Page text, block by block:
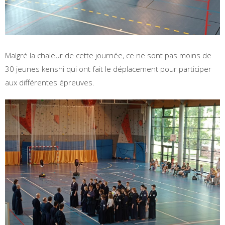
Malgré la chaleur de cette journée, ce ne sont pas moins de
30 jeunes kenshi qui ont fait le déplacement pour participer
aux différentes épreuves.